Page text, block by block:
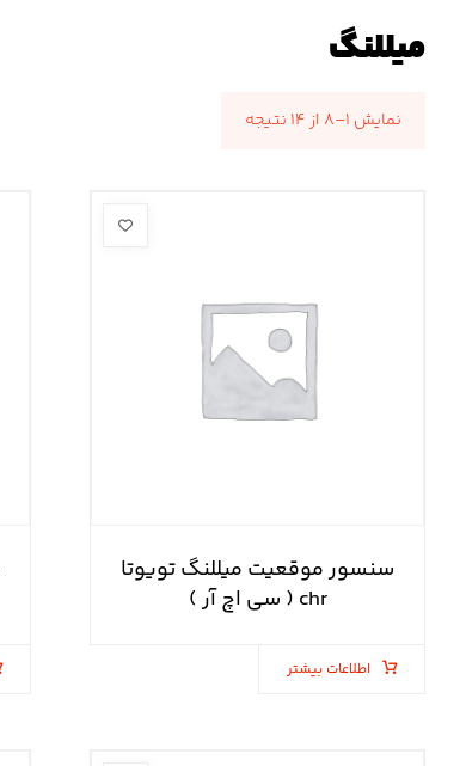
میللنگ
نمایش ۱–۸ از ۱۴ نتیجه
سنسور موقعیت میللنگ تویوتا
chr ( سی اچ آر )
اطلاعات بیشتر